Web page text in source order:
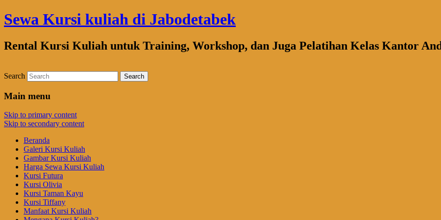
Sewa Kursi kuliah di Jabodetabek
Rental Kursi Kuliah untuk Training, Workshop, dan Juga Pelatihan Kelas Kantor
Search
Main menu
Skip to primary content
Skip to secondary content
Beranda
Galeri Kursi Kuliah
Gambar Kursi Kuliah
Harga Sewa Kursi Kuliah
Kursi Futura
Kursi Olivia
Kursi Taman Kayu
Kursi Tiffany
Manfaat Kursi Kuliah